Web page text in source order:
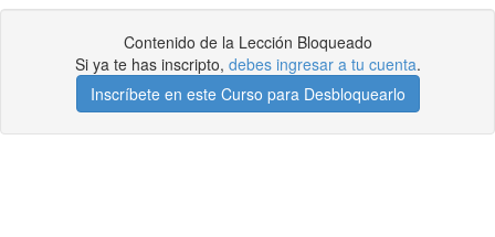
Contenido de la Lección Bloqueado
Si ya te has inscripto, debes ingresar a tu cuenta.
Inscríbete en este Curso para Desbloquearlo